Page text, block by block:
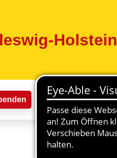
Holstein